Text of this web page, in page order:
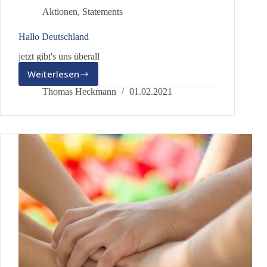
Aktionen, Statements
Hallo Deutschland
jetzt gibt's uns überall
Weiterlesen
Hallo
Deutschland
Thomas Heckmann 01.02.2021